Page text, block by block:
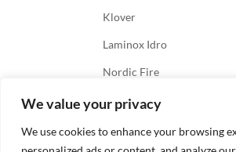
We value your privacy
We use cookies to enhance your browsing
Klover
Laminox Idro
Nordic Fire